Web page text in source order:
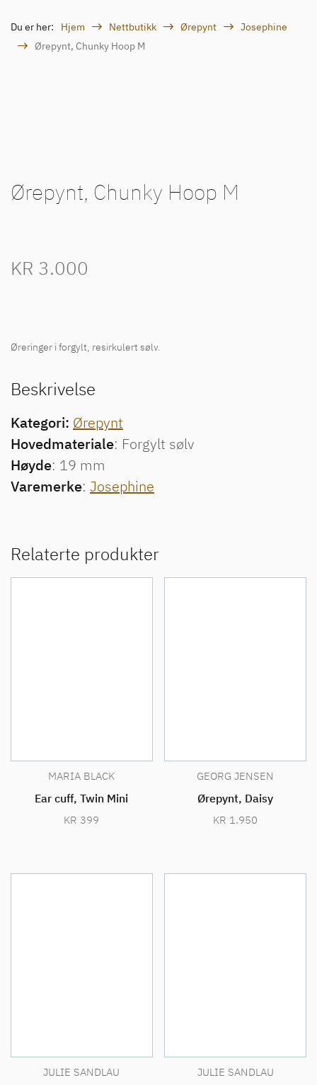
Du er her: Hjem Nettbutikk Ørepynt
Josephine
Ørepynt, Chunky Hoop M
Ørepynt, Chunky Hoop M
KR 3.000
Øreringer i forgylt, resirkulert sølv.
Beskrivelse
Kategori: Ørepynt
Hovedmateriale: Forgylt sølv
Høyde: 19 mm
Varemerke: Josephine
Relaterte produkter
MARIA BLACK
Ear cuff, Twin Mini
KR 399
GEORG JENSEN
Ørepynt, Daisy
KR 1.950
JULIE SANDLAU JULIE SANDLAU